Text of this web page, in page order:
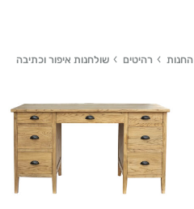
החנות רהיטים שולחנות איפור וכתיבה